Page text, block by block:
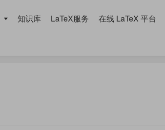
知识库 LaTeX服务 在线 LaTeX 平台